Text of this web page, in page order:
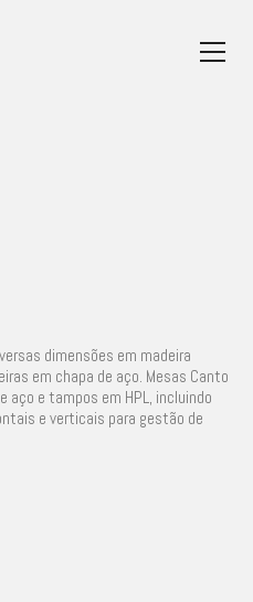
dimensões em madeira
em chapa de aço. Mesas Canto
aço e tampos em HPL, incluindo
e verticais para gestão de